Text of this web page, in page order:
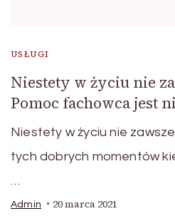
USŁUGI
Niestety w życiu nie
Pomoc fachowca jest
Niestety w życiu nie
tych dobrych momentów
…
Admin 20 marca 2021